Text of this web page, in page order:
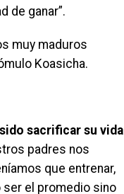
de ganar”.
muy maduros
Koasicha.
sacrificar su vida
padres nos
que entrenar,
ser el promedio sino